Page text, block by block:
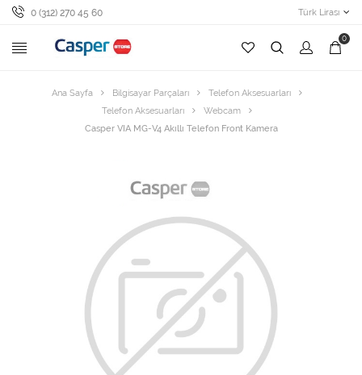
0 (312) 270 45 60 Türk Lirası
0
Ana Sayfa Bilgisayar Parçaları
Telefon Aksesuarları
Telefon Aksesuarları
Webcam
Casper VIA MG-V4 Akıllı Telefon Front Kamera